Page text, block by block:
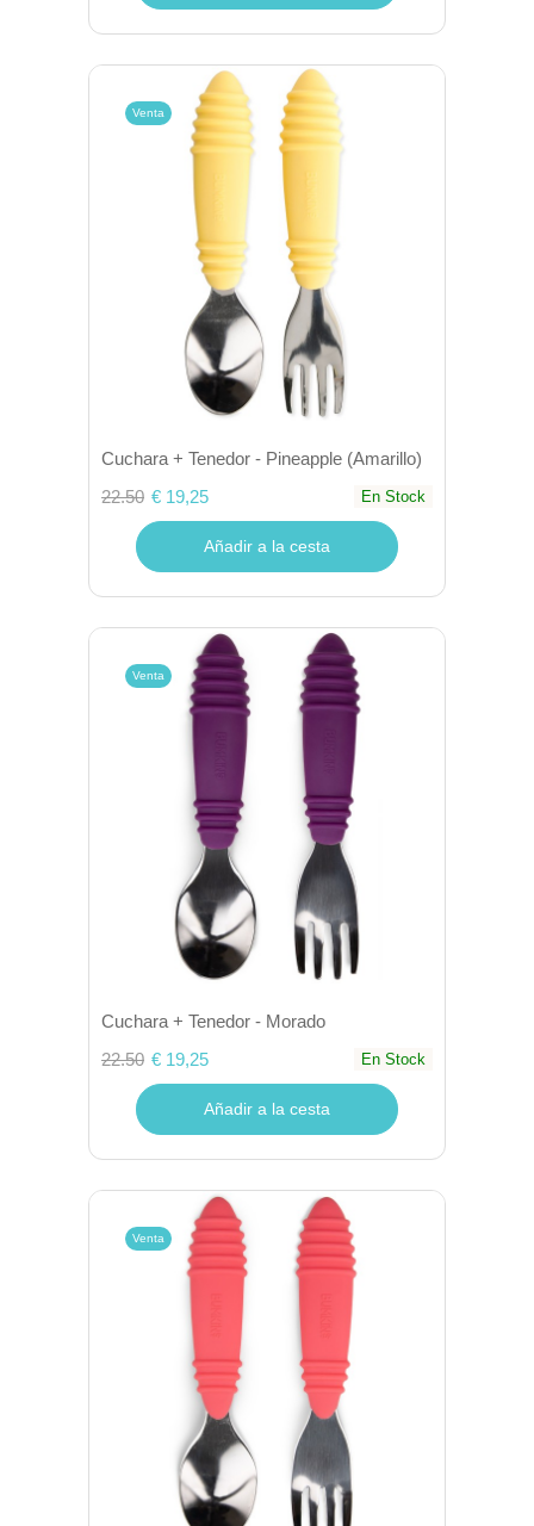
Venta
Cuchara + Tenedor - Pineapple (Amarillo)
22.50 € 19,25 En Stock
Añadir a la cesta
Venta
Cuchara + Tenedor - Morado
22.50 € 19,25 En Stock
Añadir a la cesta
Venta